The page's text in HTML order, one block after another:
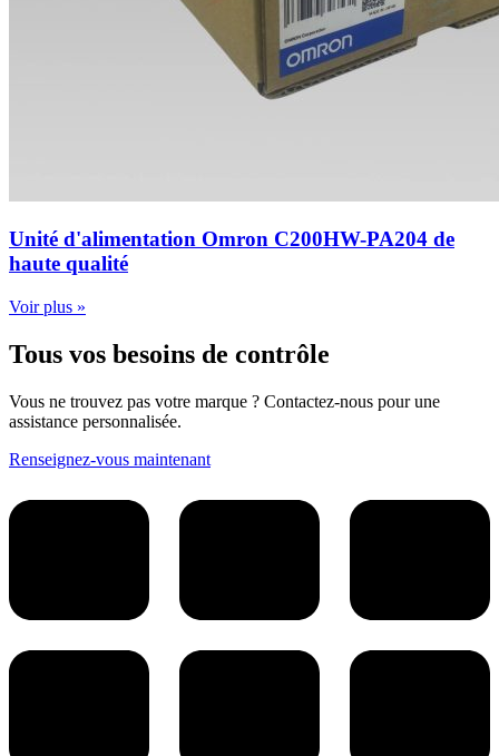
Unité d'alimentation Omron C200HW-PA204 de
haute qualité
Voir plus »
Tous vos besoins de contrôle
Vous ne trouvez pas votre marque ? Contactez-nous pour une
assistance personnalisée.
Renseignez-vous maintenant